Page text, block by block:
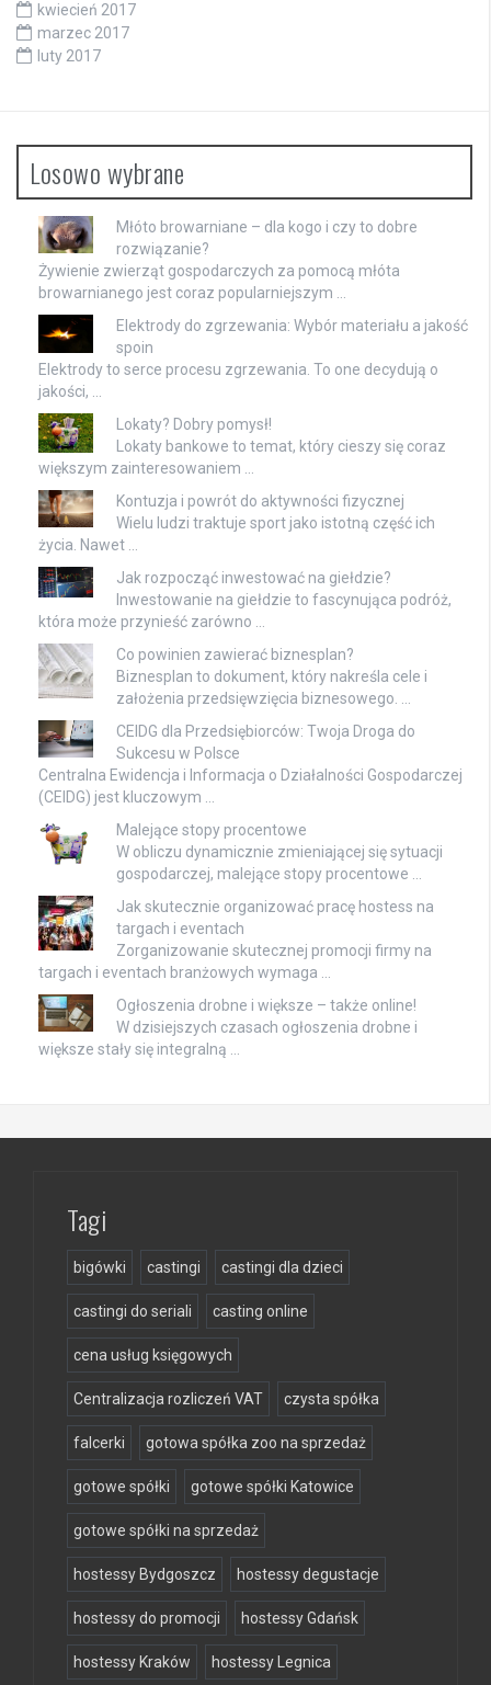
kwiecień 2017
marzec 2017
luty 2017
Losowo wybrane
Młóto browarniane – dla kogo i czy to dobre
rozwiązanie?
Żywienie zwierząt gospodarczych za pomocą młóta
browarnianego jest coraz popularniejszym …
Elektrody do zgrzewania: Wybór materiału a jakość
spoin
Elektrody to serce procesu zgrzewania. To one decydują o
jakości, …
Lokaty? Dobry pomysł!
Lokaty bankowe to temat, który cieszy się coraz
większym zainteresowaniem …
Kontuzja i powrót do aktywności fizycznej
Wielu ludzi traktuje sport jako istotną część ich
życia. Nawet …
Jak rozpocząć inwestować na giełdzie?
Inwestowanie na giełdzie to fascynująca podróż,
która może przynieść zarówno …
Co powinien zawierać biznesplan?
Biznesplan to dokument, który nakreśla cele i
założenia przedsięwzięcia biznesowego. …
CEIDG dla Przedsiębiorców: Twoja Droga do
Sukcesu w Polsce
Centralna Ewidencja i Informacja o Działalności Gospodarczej
(CEIDG) jest kluczowym …
Malejące stopy procentowe
W obliczu dynamicznie zmieniającej się sytuacji
gospodarczej, malejące stopy procentowe …
Jak skutecznie organizować pracę hostess na
targach i eventach
Zorganizowanie skutecznej promocji firmy na
targach i eventach branżowych wymaga …
Ogłoszenia drobne i większe – także online!
W dzisiejszych czasach ogłoszenia drobne i
większe stały się integralną …
Tagi
bigówki castingi castingi dla dzieci
castingi do seriali casting online
cena usług księgowych
Centralizacja rozliczeń VAT czysta spółka
falcerki gotowa spółka zoo na sprzedaż
gotowe spółki gotowe spółki Katowice
gotowe spółki na sprzedaż
hostessy Bydgoszcz hostessy degustacje
hostessy do promocji hostessy Gdańsk
hostessy Kraków hostessy Legnica